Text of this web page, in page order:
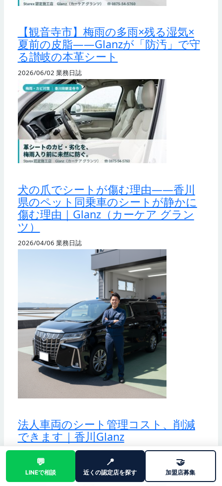
【観音寺市】梅雨の多雨×残る湿気×
夏前の皮脂——Glanzが「防汚」で守
る讃岐の本革シート
2026/06/02 業務日誌
犬の爪でシートが傷む理由——香川
県のペット同乗車のシートが静かに
傷む理由｜Glanz（カーケア グラン
ツ）
2026/04/06 業務日誌
法人車両のシート管理コスト、削減
できます｜香川Glanz
2026/03/17業務日誌
💬
LINEで相談
📍
近くの認定店を探す
🤝
加盟店募集